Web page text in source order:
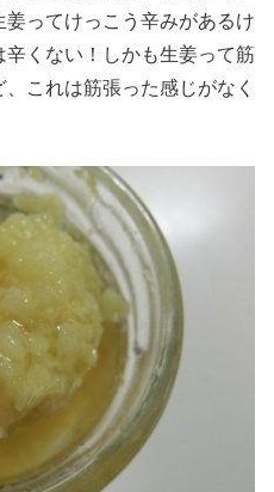
ってけっこう辛みがあるけ
くない！しかも生姜って筋
これは筋張った感じがなく